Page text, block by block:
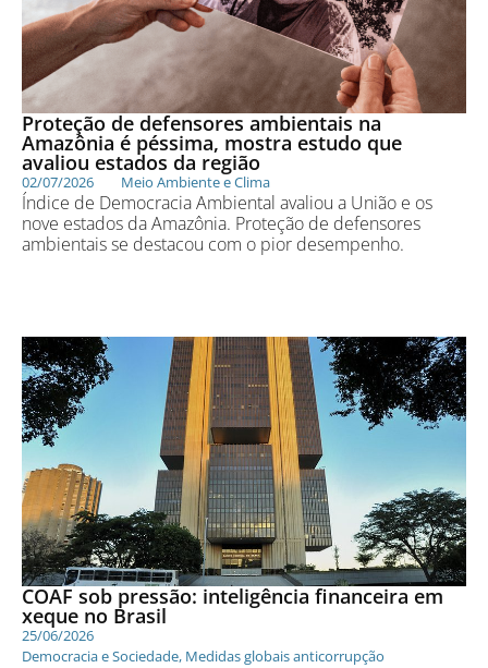
Proteção de defensores ambientais na
Amazônia é péssima, mostra estudo que
avaliou estados da região
02/07/2026 Meio Ambiente e Clima
Índice de Democracia Ambiental avaliou a União e os
nove estados da Amazônia. Proteção de defensores
ambientais se destacou com o pior desempenho.
COAF sob pressão: inteligência financeira em
xeque no Brasil
25/06/2026
Democracia e Sociedade, Medidas globais anticorrupção